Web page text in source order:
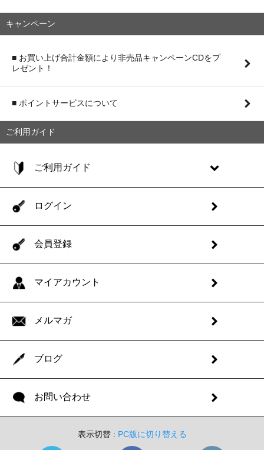
キャンペーン
■ お買い上げ合計金額により非売品キャンペーンCDをプ
レゼント！
■ ポイントサービスについて
ご利用ガイド
ご利用ガイド
ログイン
会員登録
マイアカウント
メルマガ
ブログ
お問い合わせ
表示切替 : PC版に切り替える